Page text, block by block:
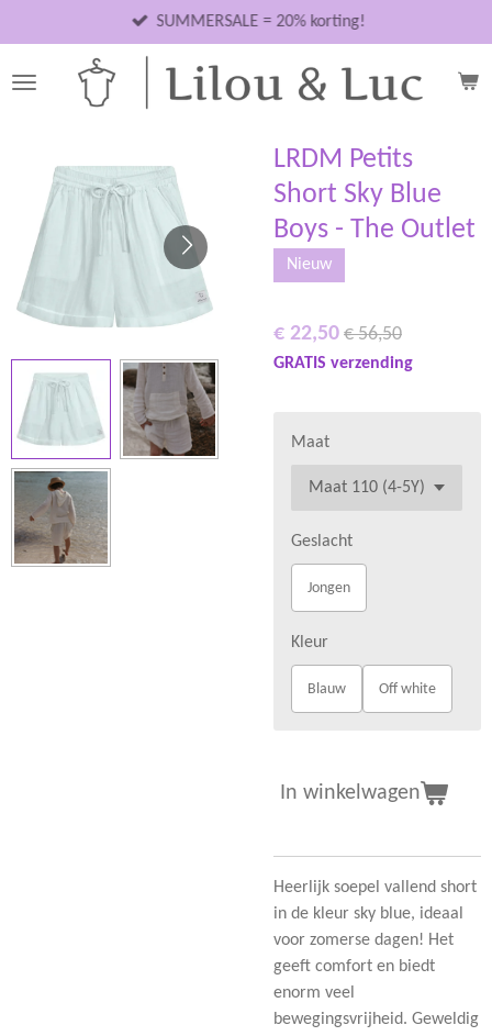
direct
naar
SUMMERSALE = 20% korting!
LRDM Petits
Short Sky Blue
Boys - The Outlet
Nieuw
€ 22,50 € 56,50
GRATIS verzending
Maat
Geslacht
Jongen
Kleur
Blauw Off white
In winkelwagen
Heerlijk soepel vallend short
in de kleur sky blue, ideaal
voor zomerse dagen! Het
geeft comfort en biedt
enorm veel
bewegingsvrijheid. Geweldig